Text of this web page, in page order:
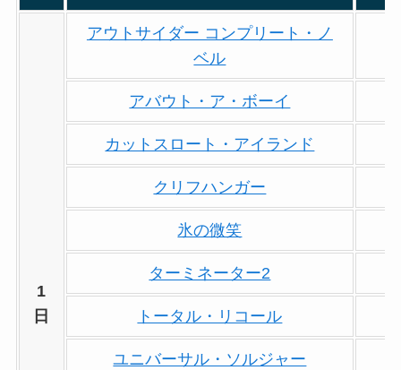
1
日
アウトサイダー コンプリート・ノ
ベル
アバウト・ア・ボーイ
カットスロート・アイランド
クリフハンガー
氷の微笑
ターミネーター2
トータル・リコール
ユニバーサル・ソルジャー